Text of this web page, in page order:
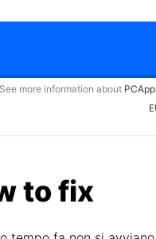
See more information about
to fix